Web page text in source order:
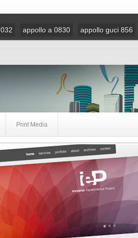
appollo a 0830 appollo guci 856
Print Media